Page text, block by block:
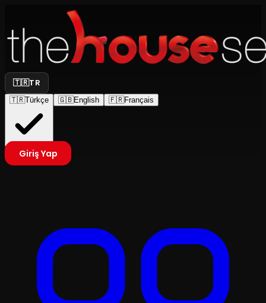
🇹🇷TR
🇹🇷Türkçe 🇬🇧English 🇫🇷Français
Giriş Yap